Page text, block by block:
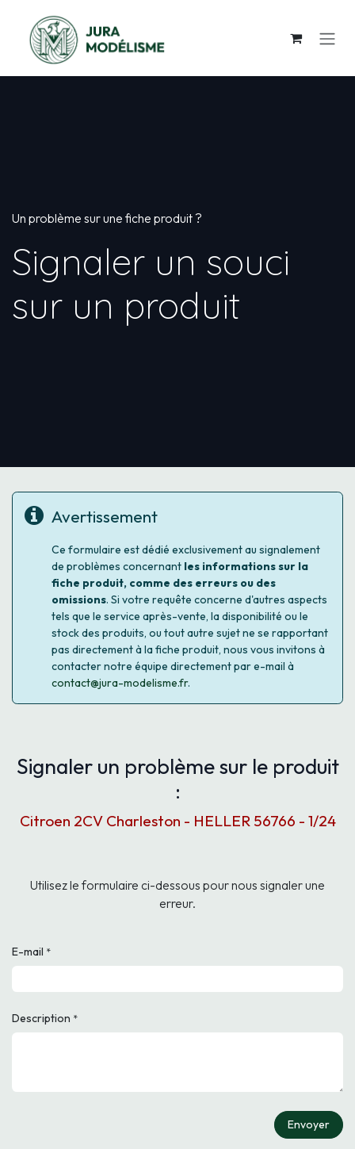
Un problème sur une fiche produit ?
Signaler un souci
sur un produit
Avertissement
Ce formulaire est dédié exclusivement au signalement
de problèmes concernant les informations sur la
fiche produit, comme des erreurs ou des
omissions. Si votre requête concerne d'autres aspects
tels que le service après-vente, la disponibilité ou le
stock des produits, ou tout autre sujet ne se rapportant
pas directement à la fiche produit, nous vous invitons à
contacter notre équipe directement par e-mail à
contact@jura-modelisme.fr.
Signaler un problème sur le produit
:
Citroen 2CV Charleston - HELLER 56766 - 1/24
Utilisez le formulaire ci-dessous pour nous signaler une
erreur.
E-mail *
Description *
Envoyer